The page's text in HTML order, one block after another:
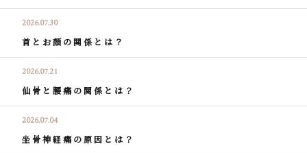
2026.07.30
首とお顔の関係とは？
2026.07.21
仙骨と腰痛の関係とは？
2026.07.04
坐骨神経痛の原因とは？